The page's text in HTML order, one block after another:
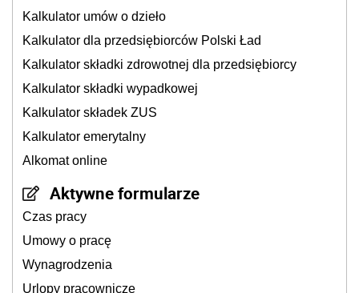
Kalkulator umów o dzieło
Kalkulator dla przedsiębiorców Polski Ład
Kalkulator składki zdrowotnej dla przedsiębiorcy
Kalkulator składki wypadkowej
Kalkulator składek ZUS
Kalkulator emerytalny
Alkomat online
Aktywne formularze
Czas pracy
Umowy o pracę
Wynagrodzenia
Urlopy pracownicze